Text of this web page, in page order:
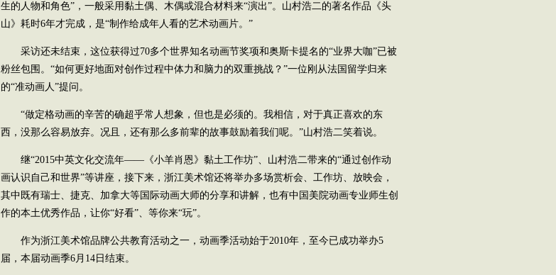
生的人物和角色”，一般采用黏土偶、木偶或混合材料来“演出”。山村浩二的著名作品《头
山》耗时6年才完成，是“制作给成年人看的艺术动画片。”
采访还未结束，这位获得过70多个世界知名动画节奖项和奥斯卡提名的“业界大咖”已被
粉丝包围。“如何更好地面对创作过程中体力和脑力的双重挑战？”一位刚从法国留学归来
的“准动画人”提问。
“做定格动画的辛苦的确超乎常人想象，但也是必须的。我相信，对于真正喜欢的东
西，没那么容易放弃。况且，还有那么多前辈的故事鼓励着我们呢。”山村浩二笑着说。
继“2015中英文化交流年——《小羊肖恩》黏土工作坊”、山村浩二带来的“通过创作动
画认识自己和世界”等讲座，接下来，浙江美术馆还将举办多场赏析会、工作坊、放映会，
其中既有瑞士、捷克、加拿大等国际动画大师的分享和讲解，也有中国美院动画专业师生创
作的本土优秀作品，让你“好看”、等你来“玩”。
作为浙江美术馆品牌公共教育活动之一，动画季活动始于2010年，至今已成功举办5
届，本届动画季6月14日结束。